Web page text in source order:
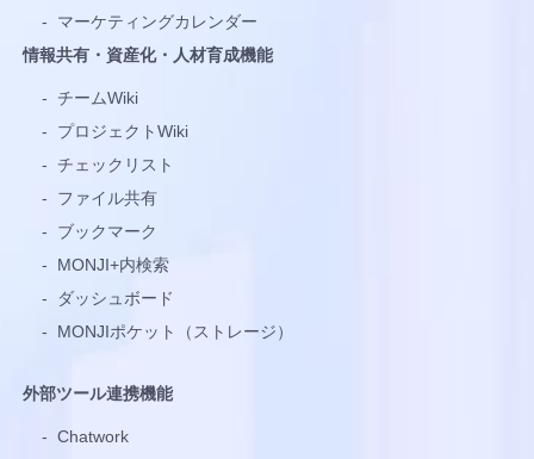
-
マーケティングカレンダー
情報共有・資産化・人材育成機能
- チームWiki
-
プロジェクトWiki
- チェックリスト
-
ファイル共有
-
ブックマーク
-
MONJI+内検索
-
ダッシュボード
-
MONJIポケット（ストレージ）
外部ツール連携機能
- Chatwork